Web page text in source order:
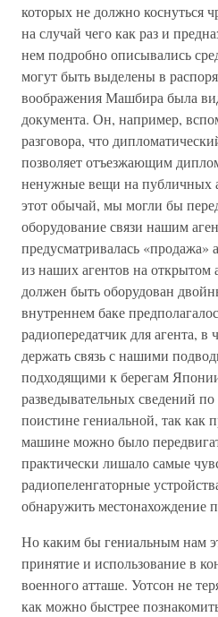
которых не должно коснуться
на случай чего как раз и
нем подробно описывались
могут быть выделены в
воображения Машбира была
документа. Он, например,
разговора, что
позволяет отъезжающим
ненужные вещи на публичных
этот обычай, мы могли бы
оборудование связи нашим
предусматривалась «продажа»
из наших агентов на
должен быть оборудован
внутреннем баке
радиопередатчик для агента, в
держать связь с нашими
подходящими к берегам
разведывательных сведений
поистине гениальной, так как
машине можно было
практически лишало самые
радиопеленгаторные
обнаружить местонахождение
Но каким бы гениальным нам
принятие и использование в
военного атташе. Уотсон не
как можно быстрее